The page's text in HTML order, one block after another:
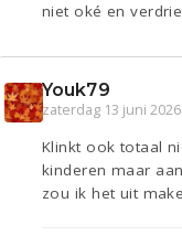
niet oké en
Youk79
zaterdag 13 juni
Klinkt ook totaal
kinderen maar
zou ik het uit